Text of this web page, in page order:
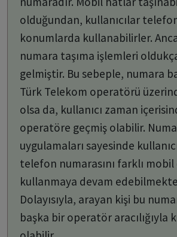
olduğundan, kullanıcılar
konumlarda kullanabilirler.
numara taşıma işlemleri
gelmiştir. Bu sebeple, numara
Türk Telekom operatörü
olsa da, kullanıcı zaman
operatöre geçmiş olabilir.
uygulamaları sayesinde
telefon numarasını farklı
kullanmaya devam
Dolayısıyla, arayan kişi bu
başka bir operatör aracılığıyla